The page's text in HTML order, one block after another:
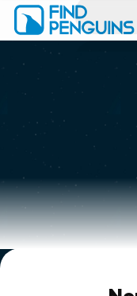
Print a book
Flyover
Explore